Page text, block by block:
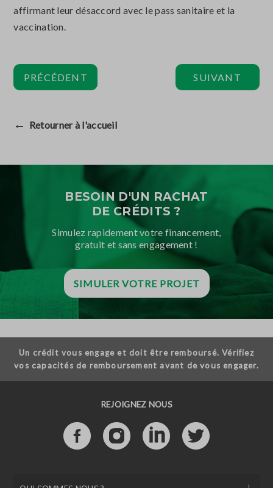
affirmant leur désaccord avec le pass sanitaire et la
vaccination.
PRÉCÉDENT SUIVANT
← Retourner à l'accueil
BESOIN D'UN RACHAT
DE CRÉDITS ?
Simulez rapidement votre financement,
gratuit et sans engagement !
SIMULER VOTRE PROJET
Un crédit vous engage et doit être remboursé. Vérifiez
vos capacités de remboursement avant de vous engager.
REJOIGNEZ NOUS